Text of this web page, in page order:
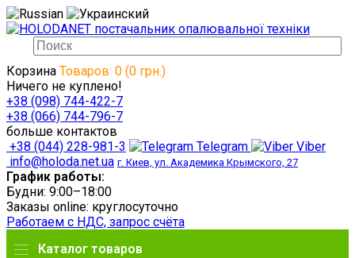
Корзина Товаров: 0 (0 грн.)
Ничего не куплено!
+38 (098) 744-422-7
+38 (066) 744-796-7
больше контактов
+38 (044) 228-981-3
Telegram
Viber
info@holoda.net.ua г. Киев, ул. Академика Крымского, 27
График работы:
Будни: 9:00–18:00
Заказы online: круглосуточно
Работаем с НДС, запрос счёта
Каталог товаров